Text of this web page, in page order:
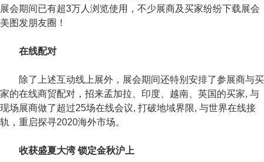
展会期间已有超3万人浏览使用，不少展商及买家纷纷下载展会
美图发朋友圈！
在线配对
除了上述互动线上展外，展会期间还特别安排了参展商与买
家的在线商贸配对，招来孟加拉、印度、越南、英国的买家, 与
现场展商做了超过25场在线会议, 打破地域界限, 与世界在线接
轨，重启探寻2020海外市场。
收获盛夏大湾 锁定金秋沪上